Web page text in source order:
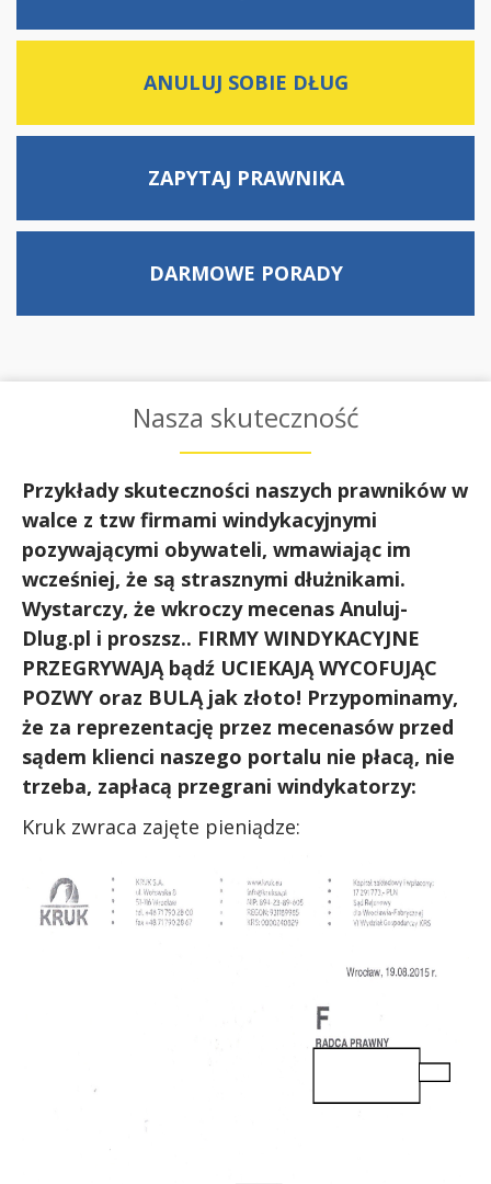
ANULUJ SOBIE DŁUG
ZAPYTAJ PRAWNIKA
DARMOWE PORADY
Nasza skuteczność
Przykłady skuteczności naszych prawników w
walce z tzw firmami windykacyjnymi
pozywającymi obywateli, wmawiając im
wcześniej, że są strasznymi dłużnikami.
Wystarczy, że wkroczy mecenas Anuluj-
Dlug.pl i proszsz.. FIRMY WINDYKACYJNE
PRZEGRYWAJĄ bądź UCIEKAJĄ WYCOFUJĄC
POZWY oraz BULĄ jak złoto! Przypominamy,
że za reprezentację przez mecenasów przed
sądem klienci naszego portalu nie płacą, nie
trzeba, zapłacą przegrani windykatorzy:
Kruk zwraca zajęte pieniądze: